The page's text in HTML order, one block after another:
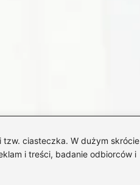
tzw. ciasteczka. W dużym skrócie
i treści, badanie odbiorców i